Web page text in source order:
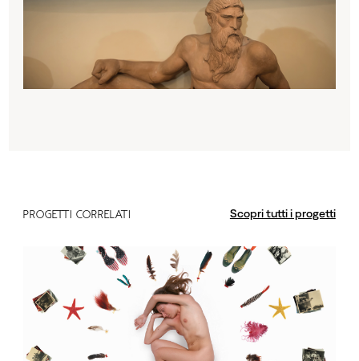
PROGETTI CORRELATI Scopri tutti i progetti